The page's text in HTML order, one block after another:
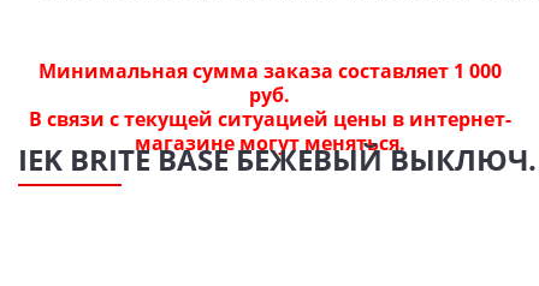
Минимальная сумма заказа составляет 1 000
руб.
В связи с текущей ситуацией цены в интернет-
магазине могут меняться.
IEK BRITE BASE БЕЖЕВЫЙ